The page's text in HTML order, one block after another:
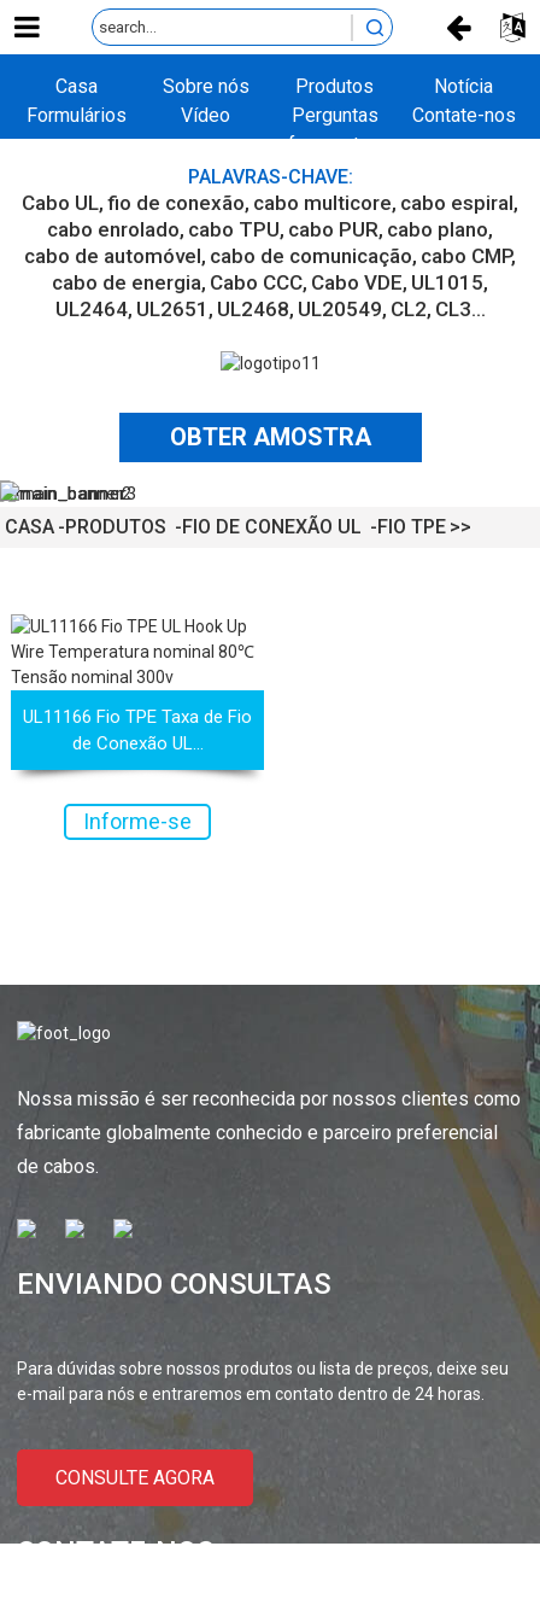
Casa Sobre nós Produtos
Notícia
Formulários
Vídeo
Perguntas
frequentes
Contate-nos
PALAVRAS-CHAVE:
Cabo UL fio de conexão cabo multicore cabo espiral
cabo enrolado cabo TPU cabo PUR cabo plano
cabo de automóvel cabo de comunicação cabo CMP
cabo de energia Cabo CCC Cabo VDE UL1015
UL2464 UL2651 UL2468 UL20549 CL2 CL3...
OBTER AMOSTRA
CASA PRODUTOS FIO DE CONEXÃO UL FIO TPE
UL11166 Fio TPE Taxa de Fio
de Conexão UL...
Informe-se
Nossa missão é ser reconhecida por nossos clientes como
fabricante globalmente conhecido e parceiro preferencial
de cabos.
ENVIANDO CONSULTAS
Para dúvidas sobre nossos produtos ou lista de preços, deixe seu
e-mail para nós e entraremos em contato dentro de 24 horas.
CONSULTE AGORA
CONTATE-NOS
XL-PE com Al...
UL21452 Cabo Elétrico de Baixa
Tensão MPPE-PE Revestimento de